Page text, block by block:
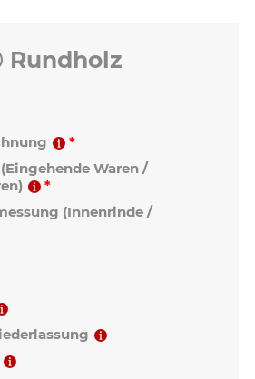
Rundholz
Waren /
(Innenrinde /